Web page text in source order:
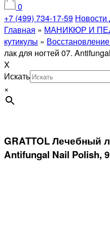
0
+7 (499) 734-17-59 Новости
Главная » МАНИКЮР И
кутикулы »
лак для ногтей 07.
X
Искать
×
GRATTOL Лечебный
Antifungal Nail Polish,